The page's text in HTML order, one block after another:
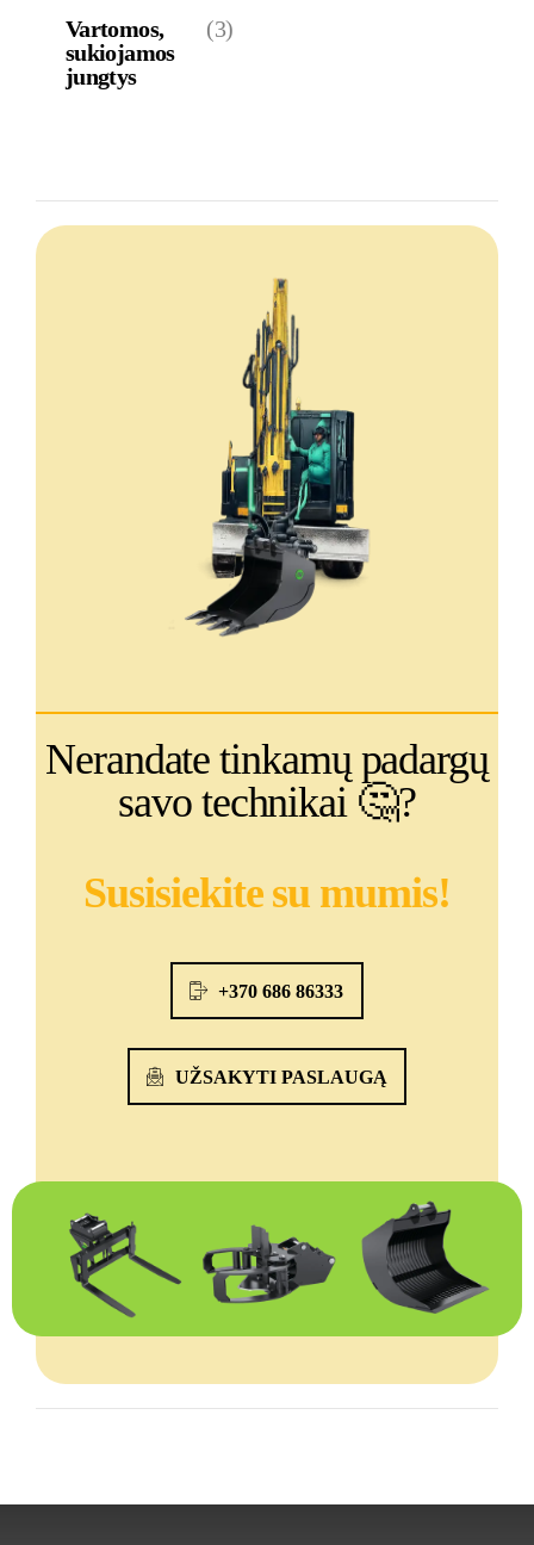
Vartomos,
sukiojamos
jungtys
(3)
Nerandate tinkamų padargų
savo technikai 🤔?
Susisiekite su mumis!
+370 686 86333
UŽSAKYTI PASLAUGĄ